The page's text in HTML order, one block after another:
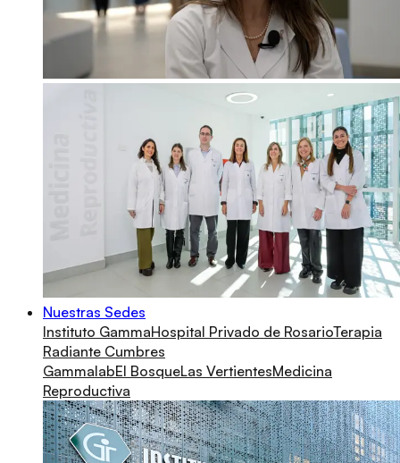
Nuestras Sedes
Instituto GammaHospital Privado de RosarioTerapia
Radiante Cumbres
GammalabEl BosqueLas VertientesMedicina
Reproductiva